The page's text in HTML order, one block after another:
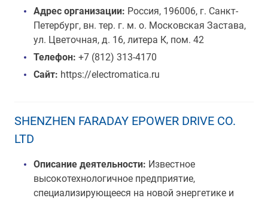
Адрес организации: Россия, 196006, г. Санкт-
Петербург, вн. тер. г. м. о. Московская Застава,
ул. Цветочная, д. 16, литера К, пом. 42
Телефон: +7 (812) 313-4170
Сайт: https://electromatica.ru
SHENZHEN FARADAY EPOWER DRIVE CO.
LTD
Описание деятельности: Известное
высокотехнологичное предприятие,
специализирующееся на новой энергетике и